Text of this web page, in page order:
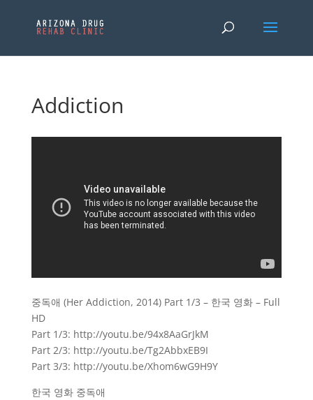
Addiction
중독애 (Her Addiction, 2014) Part 1/3 – 한국 영화 – Full
HD
Part 1/3: http://youtu.be/94x8AaGrJkM
Part 2/3: http://youtu.be/Tg2AbbxEB9I
Part 3/3: http://youtu.be/Xhom6wG9H9Y
한국 영화 중독애